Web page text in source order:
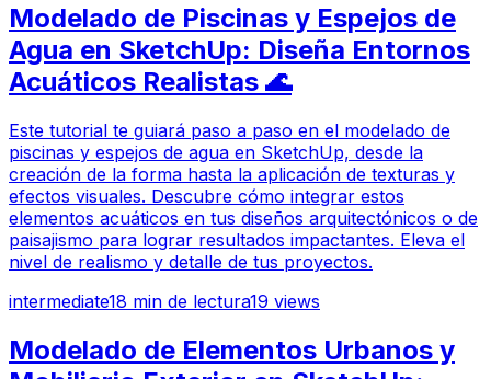
Modelado de Piscinas y Espejos de
Agua en SketchUp: Diseña Entornos
Acuáticos Realistas 🌊
Este tutorial te guiará paso a paso en el modelado de
piscinas y espejos de agua en SketchUp, desde la
creación de la forma hasta la aplicación de texturas y
efectos visuales. Descubre cómo integrar estos
elementos acuáticos en tus diseños arquitectónicos o de
paisajismo para lograr resultados impactantes. Eleva el
nivel de realismo y detalle de tus proyectos.
intermediate18 min de lectura19 views
Modelado de Elementos Urbanos y